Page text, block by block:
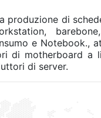
produzione di
e Notebook.,
di motherboard a
di server.